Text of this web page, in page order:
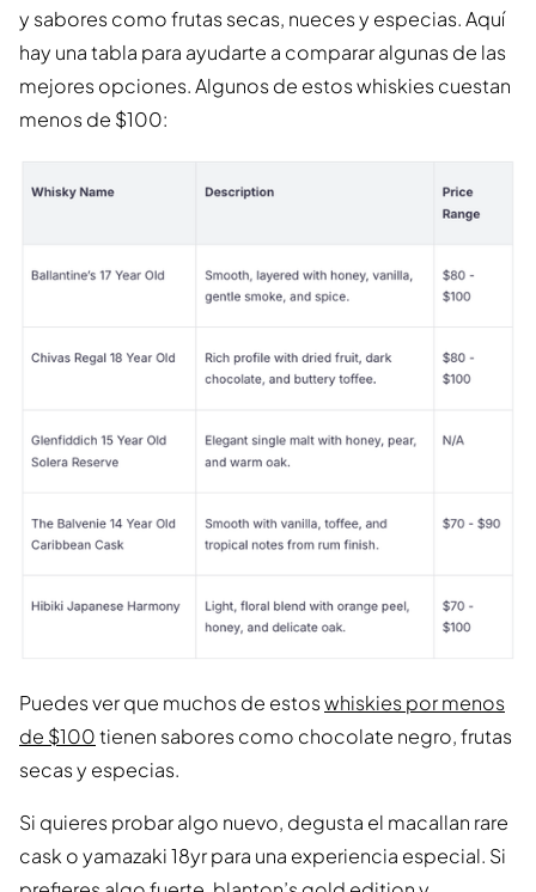
y sabores como frutas secas, nueces y especias. Aquí
hay una tabla para ayudarte a comparar algunas de las
mejores opciones. Algunos de estos whiskies cuestan
menos de $100:
Puedes ver que muchos de estoswhiskies por menos
de $100tienen sabores como chocolate negro, frutas
secas y especias.
Si quieres probar algo nuevo, degusta el macallan rare
cask o yamazaki 18yr para una experiencia especial. Si